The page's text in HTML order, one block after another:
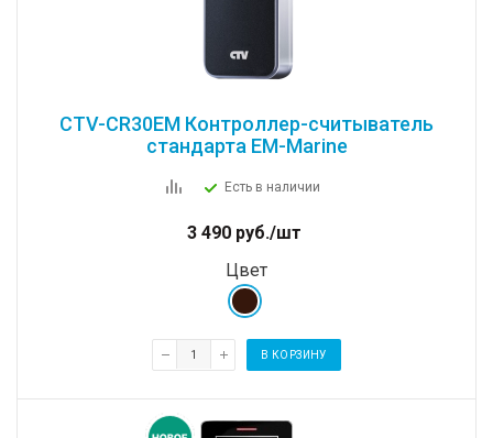
CTV-CR30EM Контроллер-считыватель
стандарта EM-Marine
Есть в наличии
3 490 руб./шт
Цвет
В КОРЗИНУ